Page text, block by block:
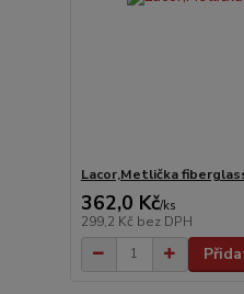
Lacor,Metlička
362,0 Kč/ks
299,2 Kč bez DPH